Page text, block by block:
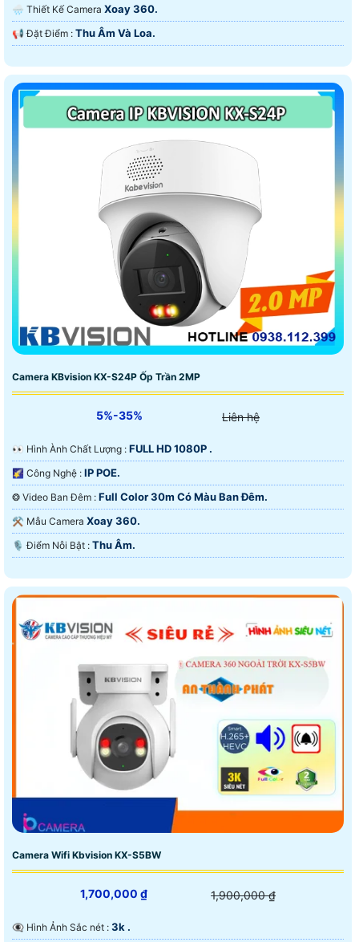
🌧️ Thiết Kế Camera Xoay 360.
️📢 Đặt Điểm : Thu Âm Và Loa.
Camera KBvision KX-S24P Ốp Trần 2MP
5%-35% Liên hệ
️👀 Hình Ành Chất Lượng : FULL HD 1080P .
🌠 Công Nghệ : IP POE.
❂ Video Ban Đêm : Full Color 30m Có Màu Ban Ðêm.
⚒ Mẫu Camera Xoay 360.
️🎙 Điểm Nỗi Bật : Thu Âm.
Camera Wifi Kbvision KX-S5BW
1,700,000 ₫ 1,900,000 ₫
👁️‍🗨 Hình Ảnh Sắc nét : 3k .